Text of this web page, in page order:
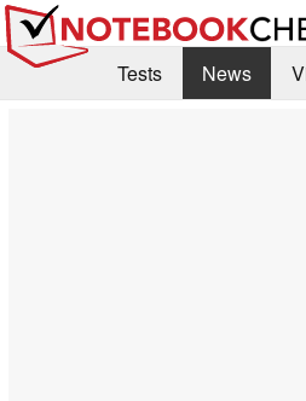
Tests News